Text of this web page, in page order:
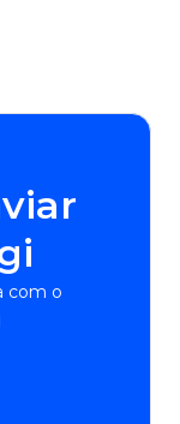
com o